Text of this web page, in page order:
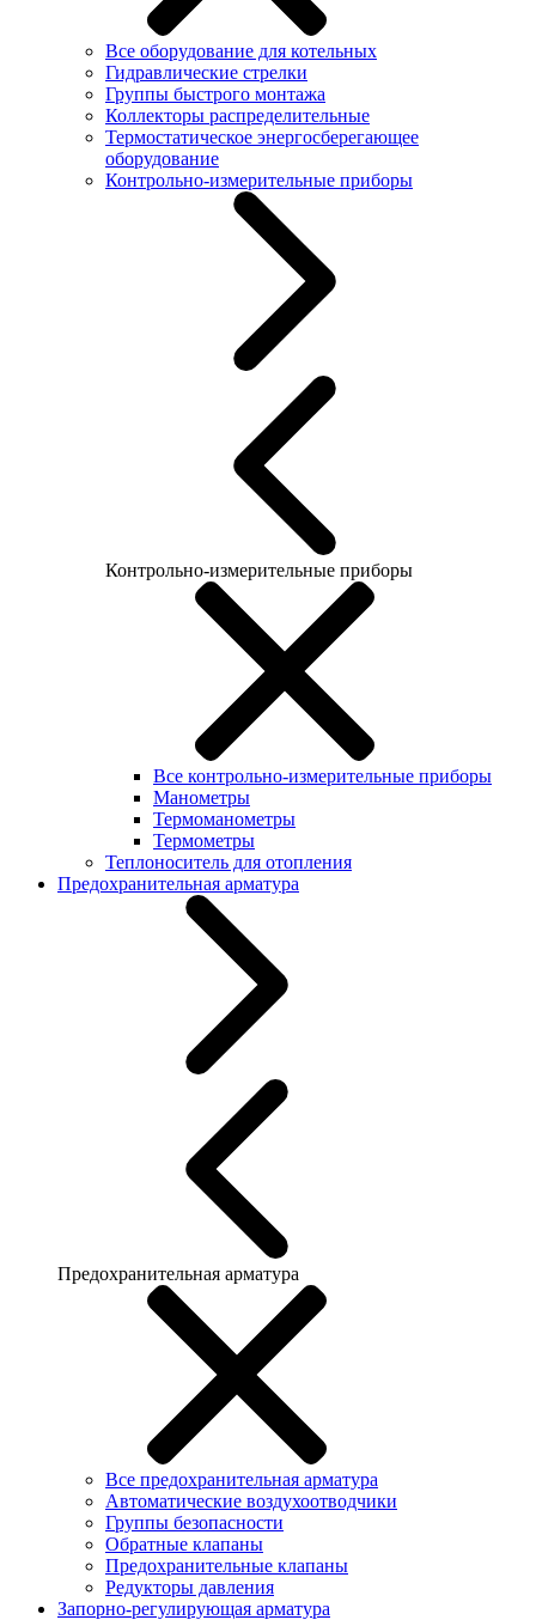
Все оборудование для котельных
Гидравлические стрелки
Группы быстрого монтажа
Коллекторы распределительные
Термостатическое энергосберегающее
оборудование
Контрольно-измерительные приборы
Контрольно-измерительные приборы
Все контрольно-измерительные приборы
Манометры
Термоманометры
Термометры
Теплоноситель для отопления
Предохранительная арматура
Предохранительная арматура
Все предохранительная арматура
Автоматические воздухоотводчики
Группы безопасности
Обратные клапаны
Предохранительные клапаны
Редукторы давления
Запорно-регулирующая арматура